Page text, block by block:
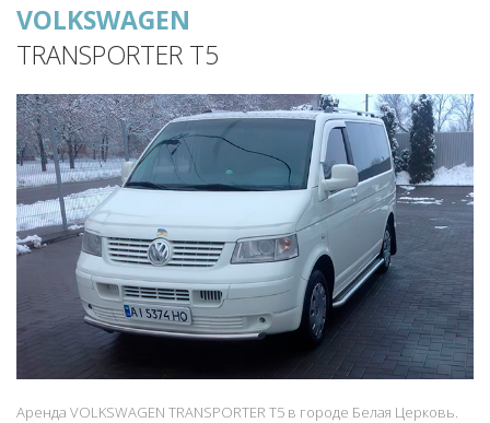
VOLKSWAGEN
TRANSPORTER T5
Аренда VOLKSWAGEN TRANSPORTER T5 в городе Белая Церковь.